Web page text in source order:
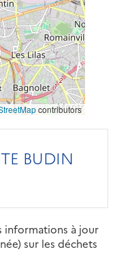
contributors
BUDIN
informations à jour
sur les déchets